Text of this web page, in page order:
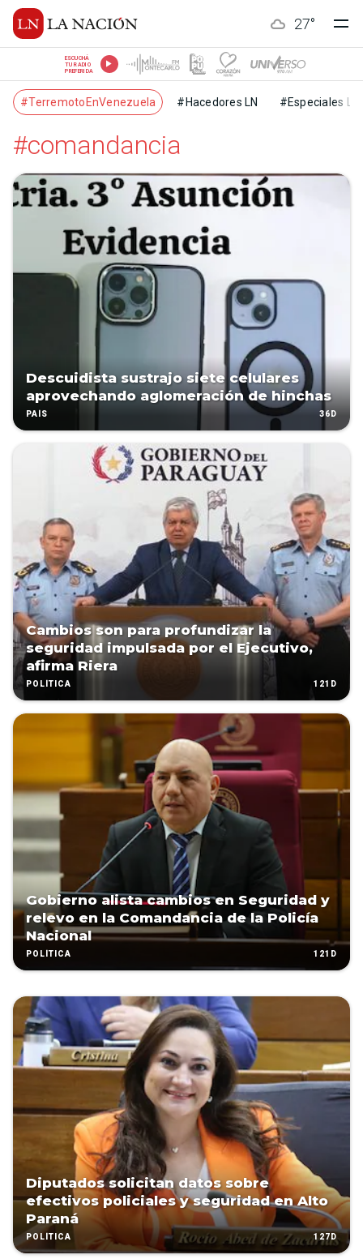
27°
ESCUCHÁ
TU RADIO
PREFERIDA
#TerremotoEnVenezuela #Hacedores LN #Especiales LN
#comandancia
Descuidista sustrajo siete celulares
aprovechando aglomeración de hinchas
PAÍS 36D
Cambios son para profundizar la
seguridad impulsada por el Ejecutivo,
afirma Riera
POLÍTICA 121D
Gobierno alista cambios en Seguridad y
relevo en la Comandancia de la Policía
Nacional
POLÍTICA 121D
Diputados solicitan datos sobre
efectivos policiales y seguridad en Alto
Paraná
POLÍTICA 127D